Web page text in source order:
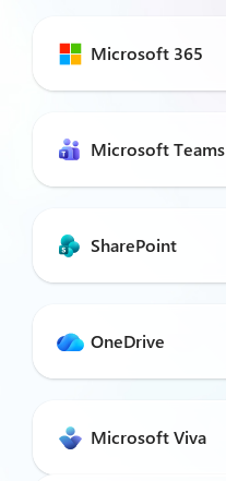
Microsoft 365
Microsoft Teams
SharePoint
OneDrive
Microsoft Viva